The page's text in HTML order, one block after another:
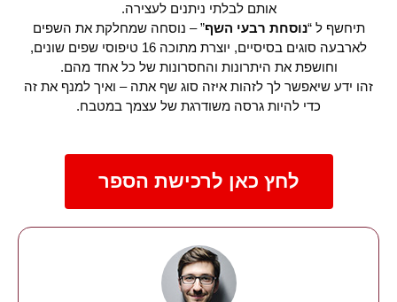
אותם לבלתי ניתנים לעצירה.
תיחשף ל “נוסחת רבעי השף” – נוסחה שמחלקת את השפים
לארבעה סוגים בסיסיים, יוצרת מתוכה 16 טיפוסי שפים שונים,
וחושפת את היתרונות והחסרונות של כל אחד מהם.
זהו ידע שיאפשר לך לזהות איזה סוג שף אתה – ואיך למנף את זה
כדי להיות גרסה משודרגת של עצמך במטבח.
לחץ כאן לרכישת הספר